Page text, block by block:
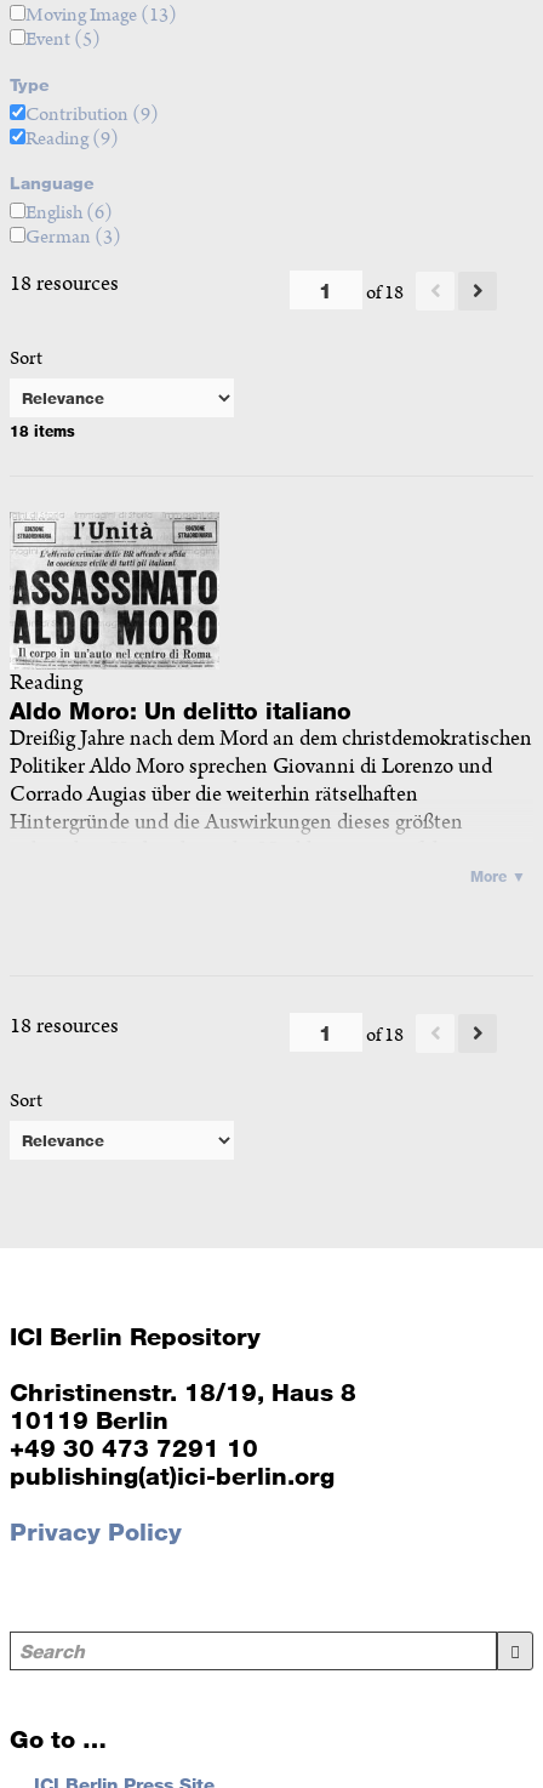
Moving Image(13)
Event(5)
Type
Contribution (9)
Reading(9)
Language
English(6)
German (3)
18 resources of 18
Sort
18 items
Reading
Aldo Moro: Un delitto italiano
Dreißig Jahre nach dem Mord an dem christdemokratischen
Politiker Aldo Moro sprechen Giovanni di Lorenzo und
Corrado Augias über die weiterhin rätselhaften
Hintergründe und die Auswirkungen dieses größten
politische Kultur Italiens. Teil 1 Szenische Lesung aus ‘Aldo
und Corrado Augias (La Repubblica). Moderation: Angelo
More ▼
18 resources of 18
Sort
ICI Berlin Repository
Christinenstr. 18/19, Haus 8
10119 Berlin
+49 30 473 7291 10
publishing(at)ici-berlin.org
Privacy Policy
Go to …